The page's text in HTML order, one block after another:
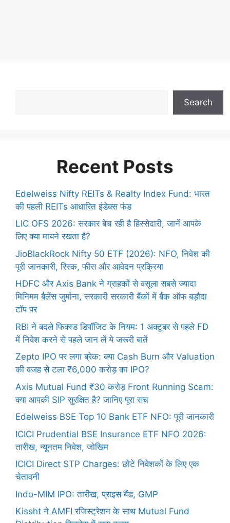
Search
Recent Posts
Edelweiss Nifty REITs & Realty Index Fund: भारत
की पहली REITs आधारित इंडेक्स फंड
LIC OFS 2026: सरकार बेच रही है हिस्सेदारी, जानें आपके
लिए क्या मायने रखता है?
JioBlackRock Nifty 50 ETF (2026): NFO, निवेश की
पूरी जानकारी, रिस्क, फीस और आवेदन प्रक्रिया
HDFC और Axis Bank ने ग्राहकों से वसूला सबसे ज्यादा
मिनिमम बैलेंस जुर्माना, सरकारी सरकारी बैंकों में बैंक ऑफ बड़ौदा
टॉप पर
RBI ने बदले फिक्स्ड डिपॉजिट के नियम: 1 अक्टूबर से पहले FD
में निवेश करने से पहले जान लें ये जरूरी बातें
Zepto IPO पर लगा ब्रेक: क्या Cash Burn और Valuation
की वजह से टला ₹6,000 करोड़ का IPO?
Axis Mutual Fund ₹30 करोड़ Front Running Scam:
क्या आपकी SIP सुरक्षित है? जानिए पूरा सच
Edelweiss BSE Top 10 Bank ETF NFO: पूरी जानकारी
ICICI Prudential BSE Insurance ETF NFO 2026:
तारीख, न्यूनतम निवेश, जोखिम
ICICI Direct STP Charges: छोटे निवेशकों के लिए एक
चेतावनी
Indo-MIM IPO: तारीख, प्राइस बैंड, GMP
Kissht ने AMFI रजिस्ट्रेशन के साथ Mutual Fund